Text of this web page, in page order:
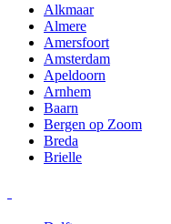
Alkmaar
Almere
Amersfoort
Amsterdam
Apeldoorn
Arnhem
Baarn
Bergen op Zoom
Breda
Brielle